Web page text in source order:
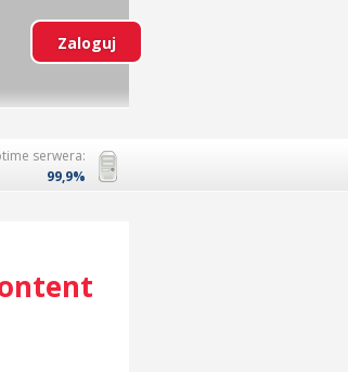
serwera:
99,9%